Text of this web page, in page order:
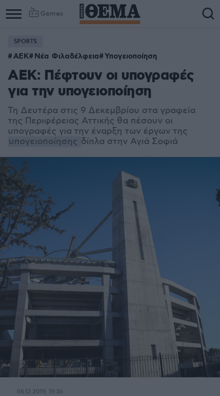
Games
Column
1
Column
2
SPORTS
ΑΕΚ Νέα Φιλαδέλφεια Υπογειοποίηση
ΑΕΚ: Πέφτουν οι υπογραφές
για την υπογειοποίηση
Τη Δευτέρα στις 9 Δεκεμβρίου στα γραφεία
της Περιφέρειας Αττικής θα πέσουν οι
υπογραφές για την έναρξη των έργων της
υπογειοποίησης δίπλα στην Αγιά Σοφιά
06.12.2019, 19:36